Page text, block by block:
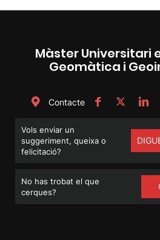
Màster Universitari
Geomàtica i
Contacte
Vols enviar un
suggeriment, queixa o
felicitació?
No has trobat el que
cerques?